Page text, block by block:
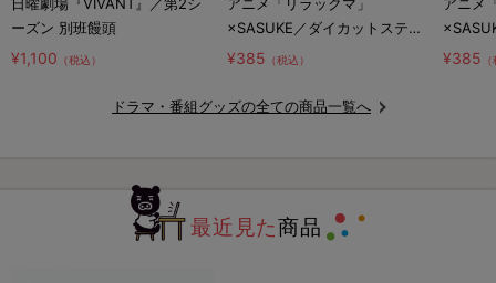
日曜劇場『VIVANT』／第2シ
ーズン 別班饅頭
¥1,100 （税込）
アニメ「リラックマ」
×SASUKE／ダイカットステッ
カー／コラボロゴ
¥385 （税込）
アニメ
カー／
¥385
ドラマ・番組グッズの全ての商品一覧へ
最近見た商品